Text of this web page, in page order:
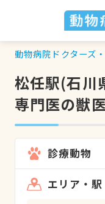
動物病院ドクターズ
松任駅(石川
専門医の獣
診療動物
エリア・駅